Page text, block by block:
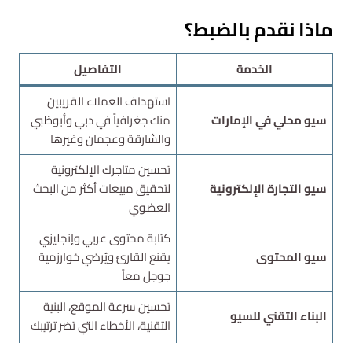
ماذا نقدم بالضبط؟
الخدمة التفاصيل
سيو محلي في الإمارات
استهداف العملاء القريبين
منك جغرافياً في دبي وأبوظبي
والشارقة وعجمان وغيرها
سيو التجارة الإلكترونية
تحسين متاجرك الإلكترونية
لتحقيق مبيعات أكثر من البحث
العضوي
سيو المحتوى
كتابة محتوى عربي وإنجليزي
يقنع القارئ ويُرضي خوارزمية
جوجل معاً
البناء التقني للسيو
تحسين سرعة الموقع، البنية
التقنية، الأخطاء التي تضر ترتيبك